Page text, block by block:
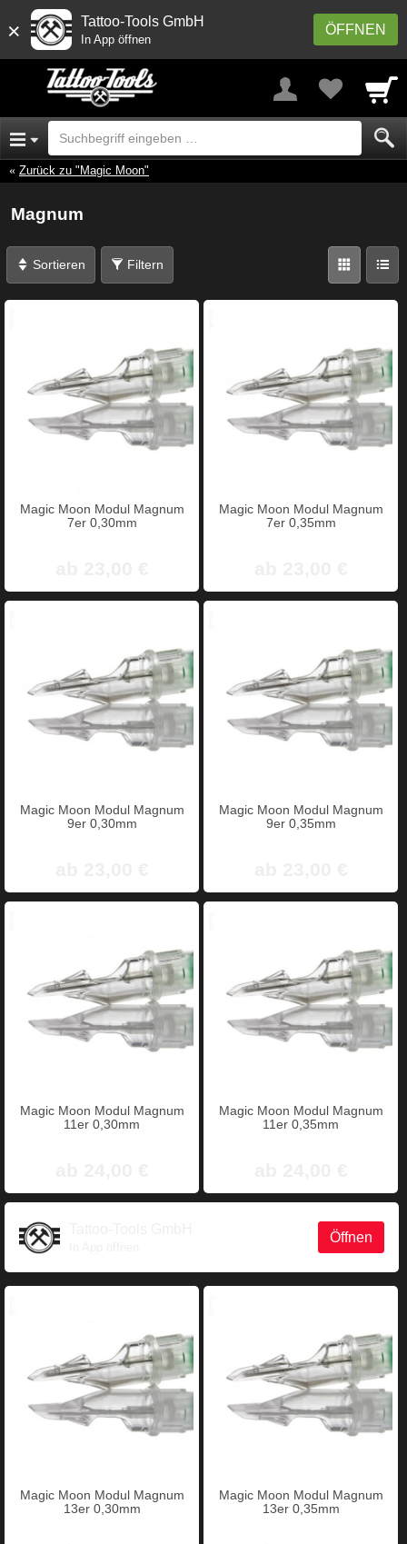
× ÖFFNEN
Tattoo-Tools GmbH
In App öffnen
Zurück zu "Magic Moon"
Magnum
Sortieren Filtern
Magic Moon Modul Magnum
7er 0,30mm
Magic Moon Modul Magnum
7er 0,35mm
Magic Moon Modul Magnum
9er 0,30mm
Magic Moon Modul Magnum
9er 0,35mm
Magic Moon Modul Magnum
11er 0,30mm
Magic Moon Modul Magnum
11er 0,35mm
Öffnen
Magic Moon Modul Magnum
13er 0,30mm
Magic Moon Modul Magnum
13er 0,35mm